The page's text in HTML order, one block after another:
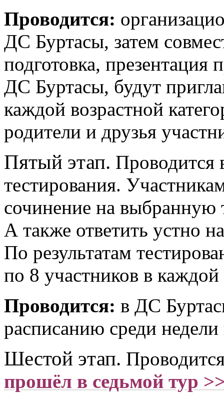
Проводится:
ДС Буртасы, затем
подготовка, презентация
ДС Буртасы, будут
каждой возрастной
родители и друзья
Пятый этап. Проводится
тестирования.
сочинение на выбранную
А также ответить устно
По результатам
по 8 участников в каждой
Проводится: в ДС
расписанию среди
Шестой этап.
прошёл в седьмой тур